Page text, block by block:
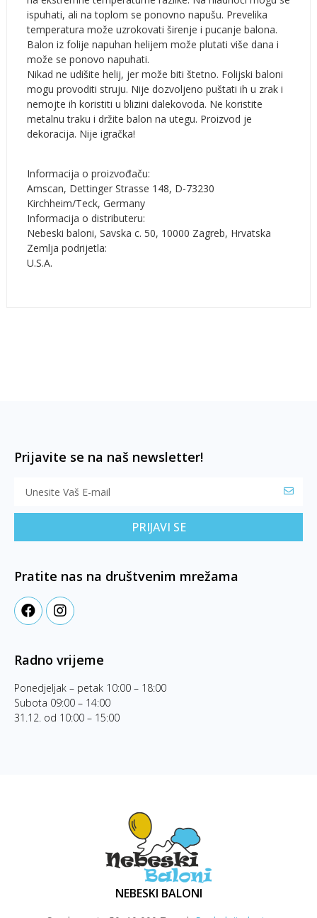
ispuhati, ali na toplom se ponovno napušu. Prevelika
temperatura može uzrokovati širenje i pucanje balona.
Balon iz folije napuhan helijem može plutati više dana i
može se ponovo napuhati.
Nikad ne udišite helij, jer može biti štetno. Folijski baloni
mogu provoditi struju. Nije dozvoljeno puštati ih u zrak i
nemojte ih koristiti u blizini dalekovoda. Ne koristite
metalnu traku i držite balon na utegu. Proizvod je
dekoracija. Nije igračka!
Informacija o proizvođaču:
Amscan, Dettinger Strasse 148, D-73230
Kirchheim/Teck, Germany
Informacija o distributeru:
Nebeski baloni, Savska c. 50, 10000 Zagreb, Hrvatska
Zemlja podrijetla:
U.S.A.
Prijavite se na naš newsletter!
PRIJAVI SE
Pratite nas na društvenim mrežama
Radno vrijeme
Ponedjeljak – petak 10:00 – 18:00
Subota 09:00 – 14:00
31.12. od 10:00 – 15:00
NEBESKI BALONI